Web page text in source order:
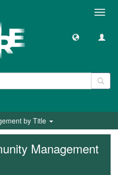
by Title
Management